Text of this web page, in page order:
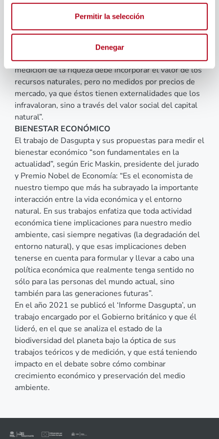
Permitir la selección
Denegar
cuestiones que él defiende: la primera es “que lo
importante para medir correctamente el desarrollo
sostenible es la riqueza a lo largo del tiempo, y no en
un momento puntual como muestran los indicadores
de flujos como el PIB”; y la segunda, “que esa
medición de la riqueza debe incorporar el valor de los
recursos naturales, pero no medidos por precios de
mercado, ya que éstos tienen externalidades que los
infravaloran, sino a través del valor social del capital
natural”.
BIENESTAR ECONÓMICO
El trabajo de Dasgupta y sus propuestas para medir el
bienestar económico “son fundamentales en la
actualidad”, según Eric Maskin, presidente del jurado
y Premio Nobel de Economía: “Es el economista de
nuestro tiempo que más ha subrayado la importante
interacción entre la vida económica y el entorno
natural. En sus trabajos enfatiza que toda actividad
económica tiene implicaciones para nuestro medio
ambiente, casi siempre negativas (la degradación del
entorno natural), y que esas implicaciones deben
tenerse en cuenta para formular y llevar a cabo una
política económica que realmente tenga sentido no
sólo para las personas del mundo actual, sino
también para las generaciones futuras”.
En el año 2021 se publicó el ‘Informe Dasgupta’, un
trabajo encargado por el Gobierno británico y que él
lideró, en el que se analiza el estado de la
biodiversidad del planeta bajo la óptica de sus
trabajos teóricos y de medición, y que está teniendo
impacto en el debate sobre cómo combinar
crecimiento económico y preservación del medio
ambiente.